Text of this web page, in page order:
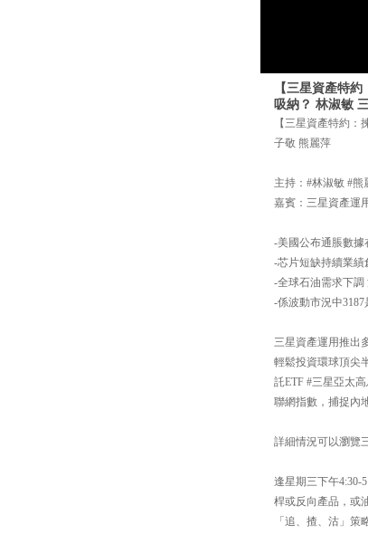
【三星資產特
吸納？ 林淑敏
【三星資產特約
子敬 熊麗萍
主持：#林淑敏 #熊
嘉賓：三星資產運
-美國公布通脹數據
-芯片短缺持續業績
-全球石油需求下調
-係波動市況中3187
三星資產運用推出
輕鬆投資環球頂尖
託ETF #三星亞太
聯網指數，捕捉內
詳細情況可以瀏覽
逢星期三下午4:30-
桿或反向產品，或
「追、揸、沽」策